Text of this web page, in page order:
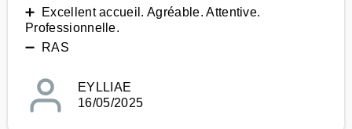
➕ Excellent accueil. Agréable. Attentive.
Professionnelle.
➖ RAS
EYLLIAE
16/05/2025